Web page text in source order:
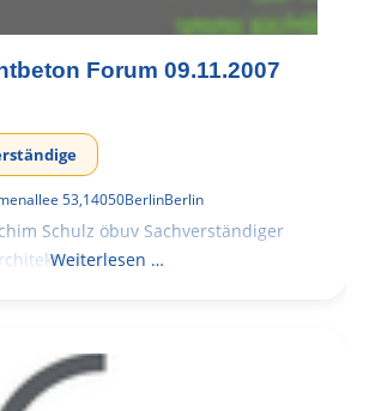
Forum 09.11.2007
53,14050BerlinBerlin
Schulz öbuv Sachverständiger
Weiterlesen …